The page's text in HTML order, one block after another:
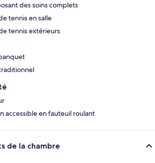
des soins complets
tennis en salle
tennis extérieurs
accessible en fauteuil roulant
de la chambre